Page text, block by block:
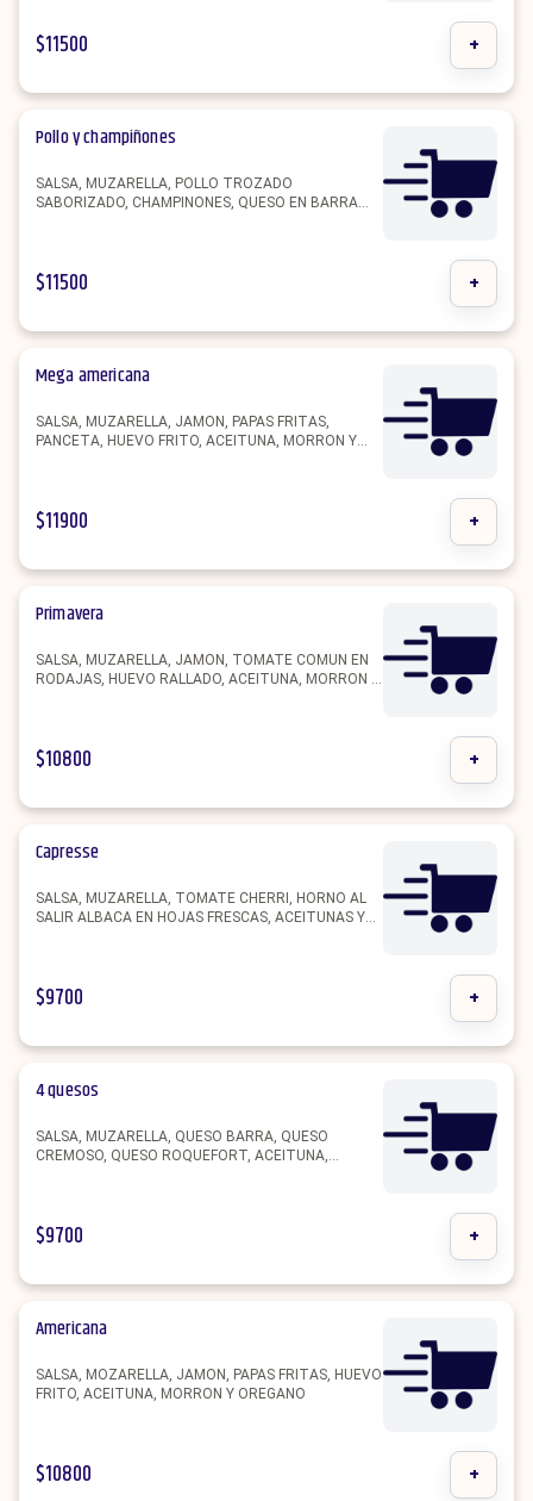
$11500 +
Pollo y champiñones
SALSA, MUZARELLA, POLLO TROZADO
SABORIZADO, CHAMPINONES, QUESO EN BARRA
$11500 +
Mega americana
SALSA, MUZARELLA, JAMON, PAPAS FRITAS,
PANCETA, HUEVO FRITO, ACEITUNA, MORRON Y
$11900 +
Primavera
SALSA, MUZARELLA, JAMON, TOMATE COMUN EN
RODAJAS, HUEVO RALLADO, ACEITUNA, MORRON Y
$10800 +
Capresse
SALSA, MUZARELLA, TOMATE CHERRI, HORNO AL
SALIR ALBACA EN HOJAS FRESCAS, ACEITUNAS Y
$9700 +
4 quesos
SALSA, MUZARELLA, QUESO BARRA, QUESO
CREMOSO, QUESO ROQUEFORT, ACEITUNA,
$9700 +
Americana
SALSA, MOZARELLA, JAMON, PAPAS FRITAS, HUEVO
FRITO, ACEITUNA, MORRON Y OREGANO
$10800 +